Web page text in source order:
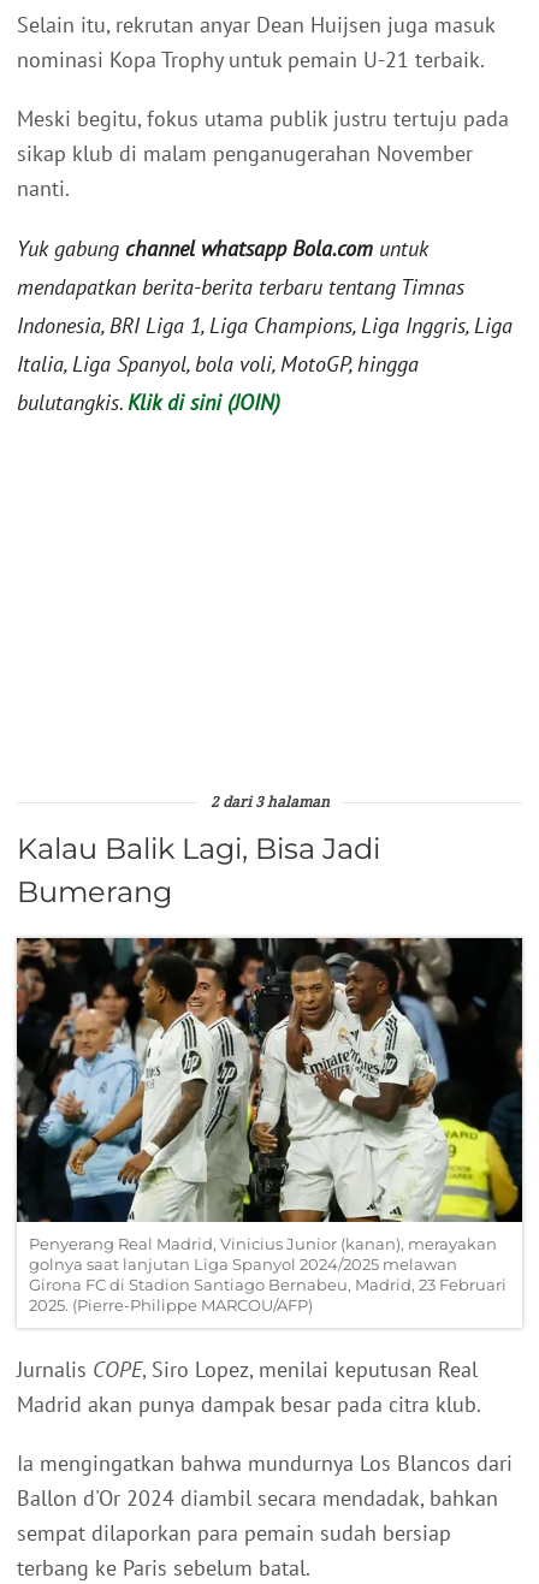
Selain itu, rekrutan anyar Dean Huijsen juga masuk
nominasi Kopa Trophy untuk pemain U-21 terbaik.
Meski begitu, fokus utama publik justru tertuju pada
sikap klub di malam penganugerahan November
nanti.
Yuk gabung channel whatsapp Bola.com untuk
mendapatkan berita-berita terbaru tentang Timnas
Indonesia, BRI Liga 1, Liga Champions, Liga Inggris, Liga
Italia, Liga Spanyol, bola voli, MotoGP, hingga
bulutangkis.Klik di sini (JOIN)
2 dari 3 halaman
Kalau Balik Lagi, Bisa Jadi
Bumerang
Penyerang Real Madrid, Vinicius Junior (kanan), merayakan
golnya saat lanjutan Liga Spanyol 2024/2025 melawan
Girona FC di Stadion Santiago Bernabeu, Madrid, 23 Februari
2025. (Pierre-Philippe MARCOU/AFP)
Jurnalis COPE, Siro Lopez, menilai keputusan Real
Madrid akan punya dampak besar pada citra klub.
Ia mengingatkan bahwa mundurnya Los Blancos dari
Ballon d'Or 2024 diambil secara mendadak, bahkan
sempat dilaporkan para pemain sudah bersiap
terbang ke Paris sebelum batal.